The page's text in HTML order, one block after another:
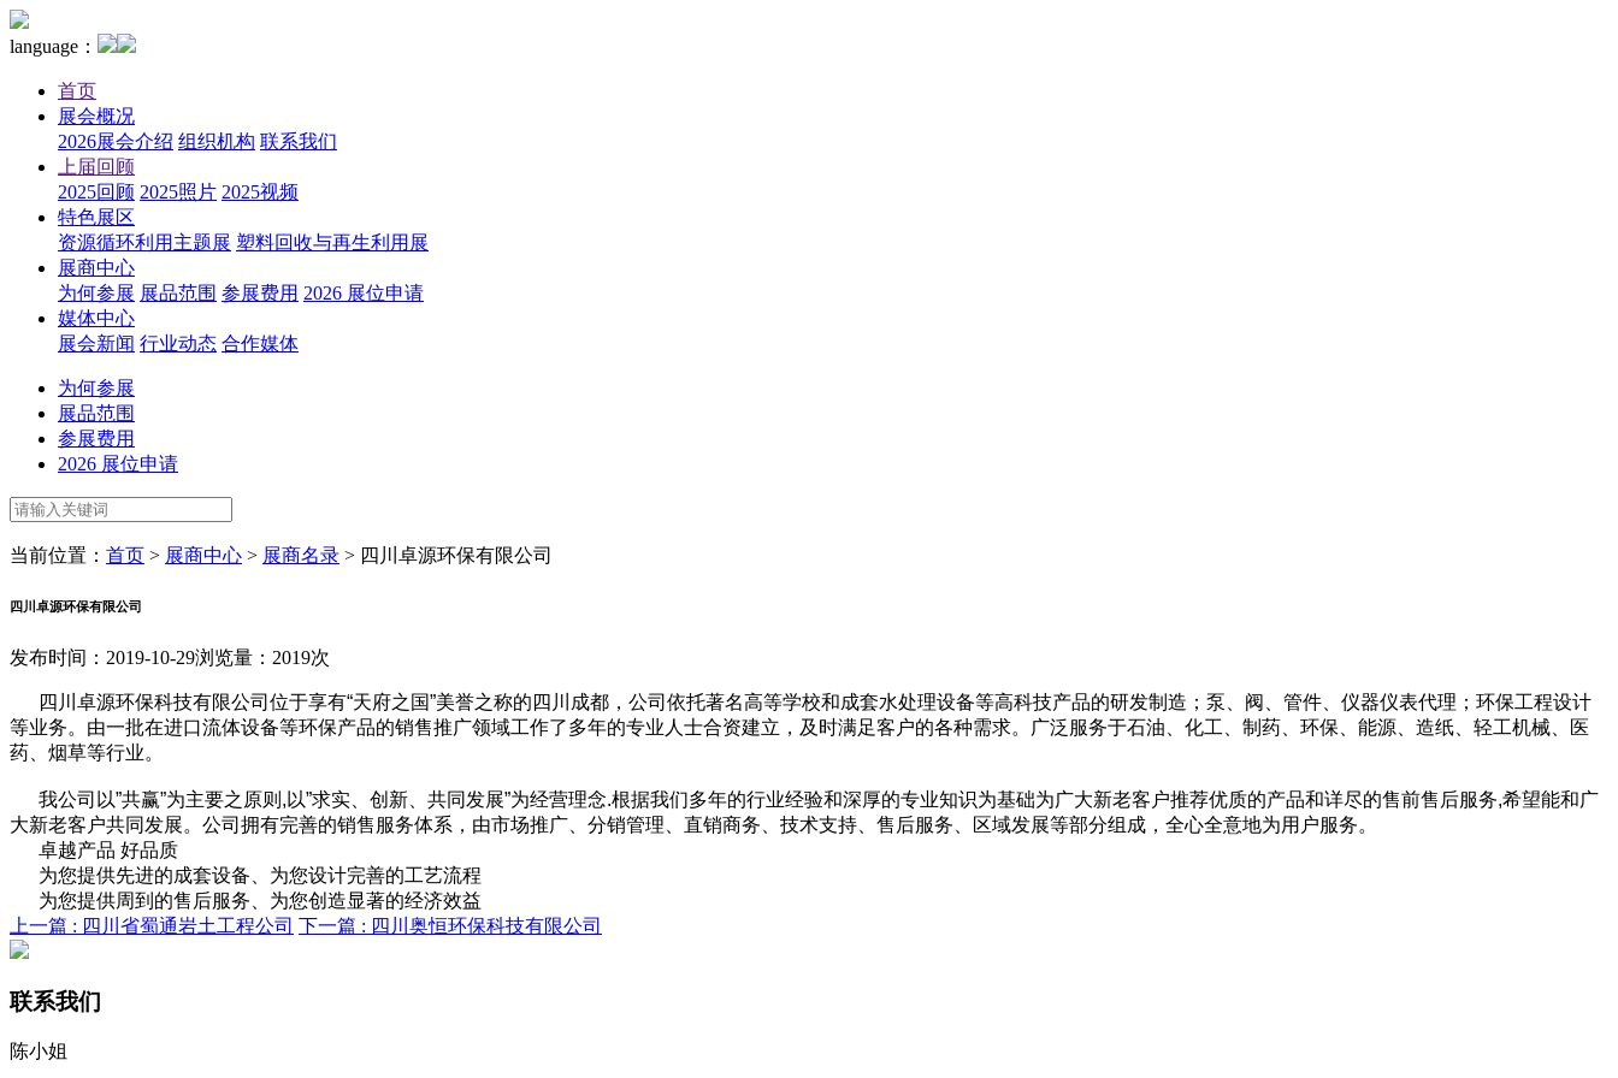
language：
首页
展会概况
2026展会介绍 组织机构 联系我们
上届回顾
2025回顾 2025照片 2025视频
特色展区
资源循环利用主题展 塑料回收与再生利用展
展商中心
为何参展 展品范围 参展费用 2026 展位申请
媒体中心
展会新闻 行业动态 合作媒体
为何参展
展品范围
参展费用
2026 展位申请
当前位置： 首页 > 展商中心 > 展商名录 > 四川卓源环保有限公司
四川卓源环保有限公司
发布时间：2019-10-29浏览量：2019次
四川卓源环保科技有限公司位于享有“天府之国”美誉之称的四川成都，公司依托著名高等学校和成套水处理设备等高科技产品的研发制造；泵、阀、管件、仪器仪表代理；环保工程设计
等业务。由一批在进口流体设备等环保产品的销售推广领域工作了多年的专业人士合资建立，及时满足客户的各种需求。广泛服务于石油、化工、制药、环保、能源、造纸、轻工机械、医
药、烟草等行业。
我公司以”共赢”为主要之原则,以”求实、创新、共同发展”为经营理念.根据我们多年的行业经验和深厚的专业知识为基础为广大新老客户推荐优质的产品和详尽的售前售后服务,希望能和广
大新老客户共同发展。公司拥有完善的销售服务体系，由市场推广、分销管理、直销商务、技术支持、售后服务、区域发展等部分组成，全心全意地为用户服务。
卓越产品 好品质
为您提供先进的成套设备、为您设计完善的工艺流程
为您提供周到的售后服务、为您创造显著的经济效益
上一篇 : 四川省蜀通岩土工程公司 下一篇 : 四川奥恒环保科技有限公司
联系我们
陈小姐